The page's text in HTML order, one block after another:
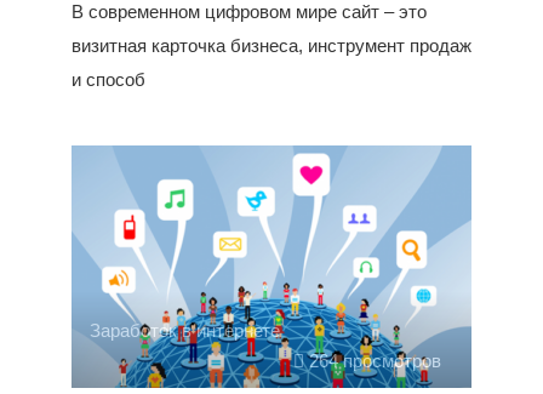
В современном цифровом мире сайт – это
визитная карточка бизнеса, инструмент продаж
и способ
Заработок в интернете
264 просмотров